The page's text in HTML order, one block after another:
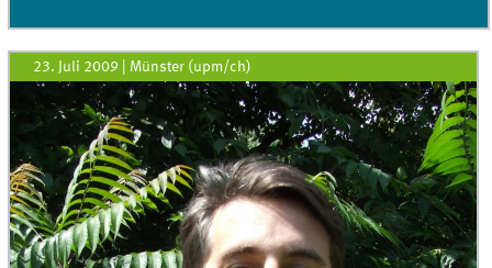
23. Juli 2009 Münster (upm/ch)